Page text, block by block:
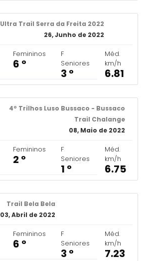
Ultra Trail Serra da Freita 2022
26, Junho de 2022
Femininos
6 º
F
Seniores
3 º
Méd.
km/h
6.81
4º Trilhos Luso Bussaco - Bussaco
Trail Chalange
08, Maio de 2022
Femininos
2 º
F
Seniores
1 º
Méd.
km/h
6.75
Trail Bela Bela
03, Abril de 2022
Femininos
6 º
F
Seniores
3 º
Méd.
km/h
7.23